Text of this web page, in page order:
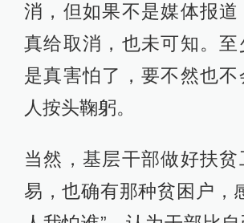
消，但如果不是媒体报道
真给取消，也未可知。至
是真害怕了，要不然也不
人按头鞠躬。
当然，基层干部做好扶贫
易，也确有那种贫困户，